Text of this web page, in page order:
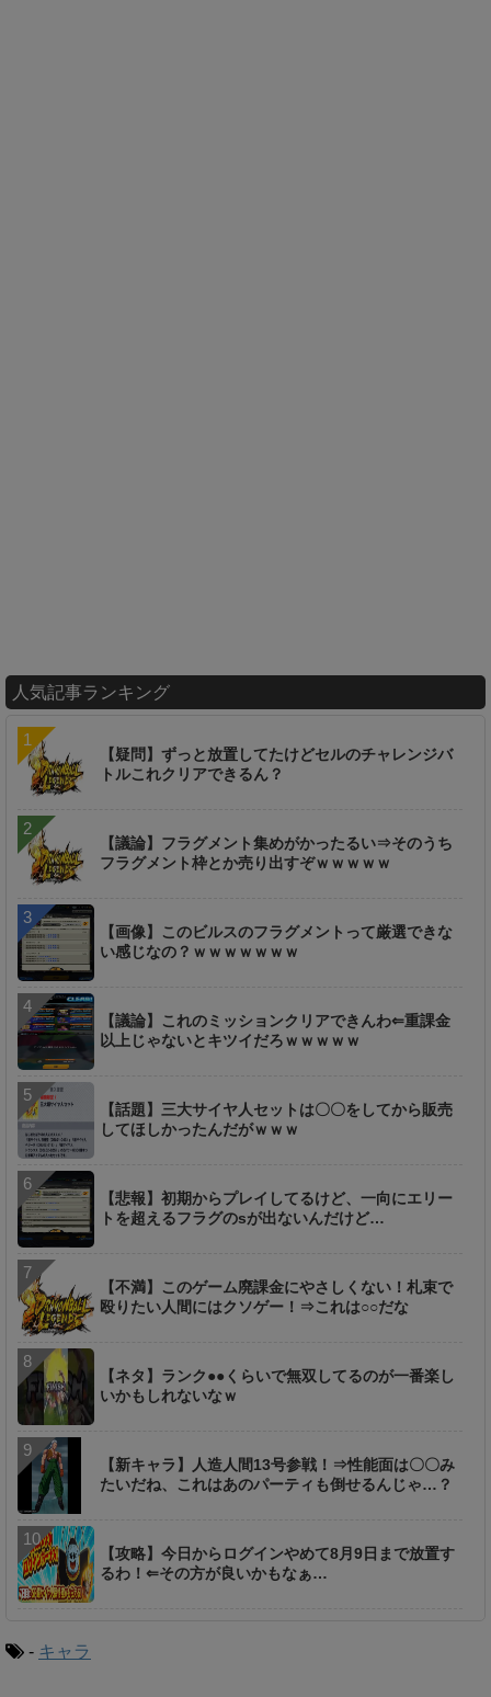
人気記事ランキング
【疑問】ずっと放置してたけどセルのチャレンジバ
トルこれクリアできるん？
【議論】フラグメント集めがかったるい⇒そのうち
フラグメント枠とか売り出すぞｗｗｗｗｗ
【画像】このビルスのフラグメントって厳選できな
い感じなの？ｗｗｗｗｗｗｗ
【議論】これのミッションクリアできんわ⇐重課金
以上じゃないとキツイだろｗｗｗｗｗ
【話題】三大サイヤ人セットは〇〇をしてから販売
してほしかったんだがｗｗｗ
【悲報】初期からプレイしてるけど、一向にエリー
トを超えるフラグのsが出ないんだけど…
【不満】このゲーム廃課金にやさしくない！札束で
殴りたい人間にはクソゲー！⇒これは○○だな
【ネタ】ランク●●くらいで無双してるのが一番楽し
いかもしれないなｗ
【新キャラ】人造人間13号参戦！⇒性能面は〇〇み
たいだね、これはあのパーティも倒せるんじゃ…？
【攻略】今日からログインやめて8月9日まで放置す
るわ！⇐その方が良いかもなぁ…
- キャラ